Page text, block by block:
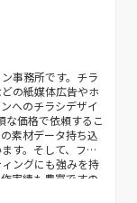
事務所です。チラ
の紙媒体広告やホ
へのチラシデザイ
な価格で依頼するこ
素材データ持ち込
す。そして、フォ
ングにも強みを持
実績も豊富ですの
めの会社です。